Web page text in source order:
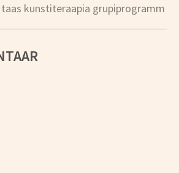
kunstiteraapia grupiprogramm